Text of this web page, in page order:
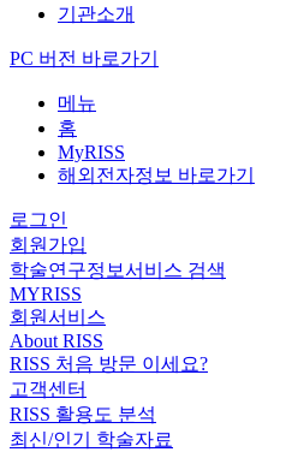
기관소개
PC 버전 바로가기
메뉴
홈
MyRISS
해외전자정보 바로가기
로그인
회원가입
학술연구정보서비스 검색
MYRISS
회원서비스
About RISS
RISS 처음 방문 이세요?
고객센터
RISS 활용도 분석
최신/인기 학술자료